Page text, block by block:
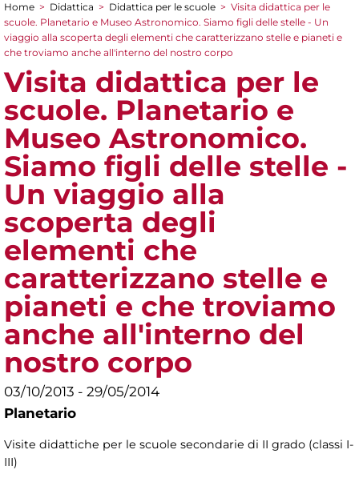
Tu sei qui
Home > Didattica > Didattica per le scuole > Visita didattica per le
scuole. Planetario e Museo Astronomico. Siamo figli delle stelle - Un
viaggio alla scoperta degli elementi che caratterizzano stelle e pianeti e
che troviamo anche all'interno del nostro corpo
Visita didattica per le
scuole. Planetario e
Museo Astronomico.
Siamo figli delle stelle -
Un viaggio alla
scoperta degli
elementi che
caratterizzano stelle e
pianeti e che troviamo
anche all'interno del
nostro corpo
03/10/2013 - 29/05/2014
Planetario
Visite didattiche per le scuole secondarie di II grado (classi I-
III)